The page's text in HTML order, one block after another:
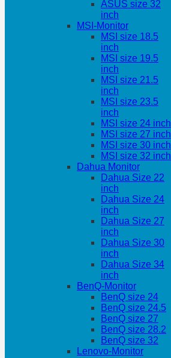
ASUS size 32
inch
MSI-Monitor
MSI size 18.5
inch
MSI size 19.5
inch
MSI size 21.5
inch
MSI size 23.5
inch
MSI size 24 inch
MSI size 27 inch
MSI size 30 inch
MSI size 32 inch
Dahua Monitor
Dahua Size 22
inch
Dahua Size 24
inch
Dahua Size 27
inch
Dahua Size 30
inch
Dahua Size 34
inch
BenQ-Monitor
BenQ size 24
BenQ size 24.5
BenQ size 27
BenQ size 28.2
BenQ size 32
Lenovo-Monitor